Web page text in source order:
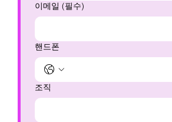
이메일 (필수)
핸드폰
조직